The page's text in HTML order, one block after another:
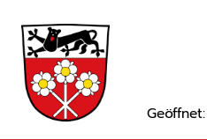
Inhalt
springen
Geöffnet: